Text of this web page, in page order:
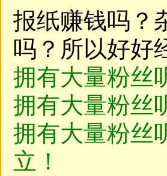
报纸赚钱吗？
吗？所以好好
拥有大量粉丝
拥有大量粉丝
拥有大量粉丝
立！